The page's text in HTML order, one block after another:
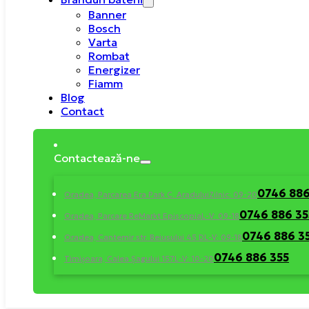
Banner
Bosch
Varta
Rombat
Energizer
Fiamm
Blog
Contact
Contactează-ne
Oradea, Parcarea Era Park C. AraduluiZilnic: 09-200746
Oradea, Parcare ReMarkt EpiscopiaL-V: 09-180746 886
Oradea, Cantemir str. Beiusului 45 DL-V: 09-180746 886
Timișoara, Calea Șagului 157L-V: 10-200746 886 355